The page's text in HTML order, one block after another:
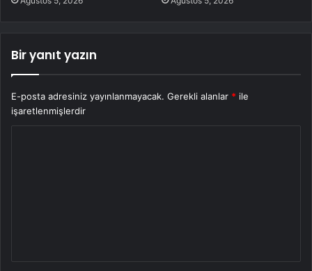
Bir yanıt yazın
E-posta adresiniz yayınlanmayacak. Gerekli alanlar * ile
işaretlenmişlerdir